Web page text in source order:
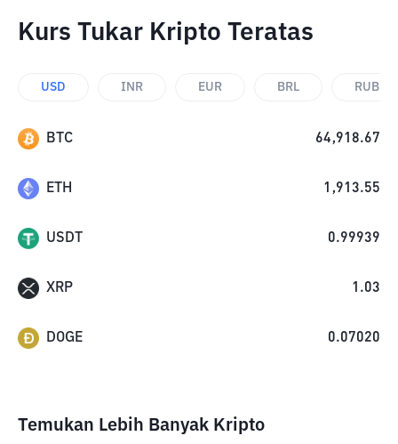
Kurs Tukar Kripto Teratas
USD INR EUR BRL RUB
BTC 64,918.67
ETH 1,913.55
USDT 0.99939
XRP 1.03
DOGE 0.07020
Temukan Lebih Banyak Kripto